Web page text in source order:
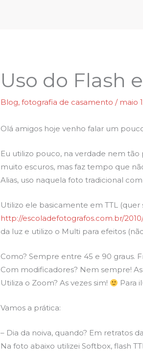
Uso do Flash
Blog,fotografia de casamento / maio
Olá amigos hoje venho falar um
Eu utilizo pouco, na verdade nem
muito escuros, mas faz tempo que
Alias, uso naquela foto tradicional
Utilizo ele basicamente em TTL (quer
http://escoladefotografos.com.br/
da luz e utilizo o Multi para efeitos
Como? Sempre entre 45 e 90 graus.
Com modificadores? Nem sempre!
Utiliza o Zoom? As vezes sim!
Para
Vamos a prática:
– Dia da noiva, quando? Em retratos
Na foto abaixo utilizei Softbox, flash